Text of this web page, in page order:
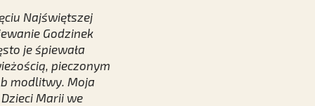
Najświętszej
Godzinek
je śpiewała
pieczonym
modlitwy. Moja
Marii we